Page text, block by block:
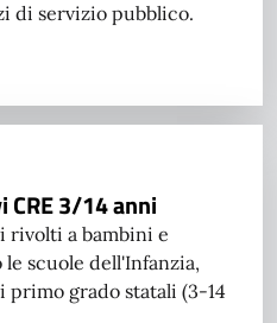
di servizio pubblico.
CRE 3/14 anni
rivolti a bambini e
scuole dell'Infanzia,
grado statali (3-14